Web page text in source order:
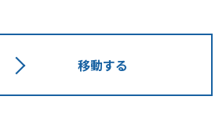
移動する